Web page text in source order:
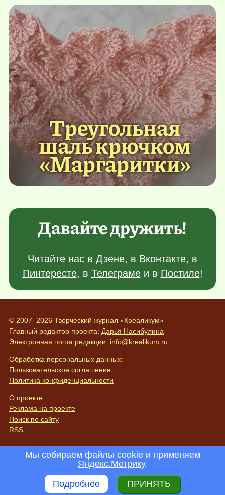
Треугольная
шаль крючком
«Маргаритки»
Давайте дружить!
Читайте нас в Дзене, в Вконтакте, в
Пинтересте, в Телеграмеи в Постиле!
© 2007–2026 Творческий журнал «Креаликум»
Главный редактор проекта: Дарья Насибулина
Электронная почта редакции: info@krealikum.ru
Обработка персональных данных:
Пользовательское соглашение
Политика конфиденциальности
О проекте
Реклама на проекте
Поиск по сайту
RSS
Мы собираем файлы cookie и применяем
Яндекс.Метрику.
Подробнее
ПРИНЯТЬ